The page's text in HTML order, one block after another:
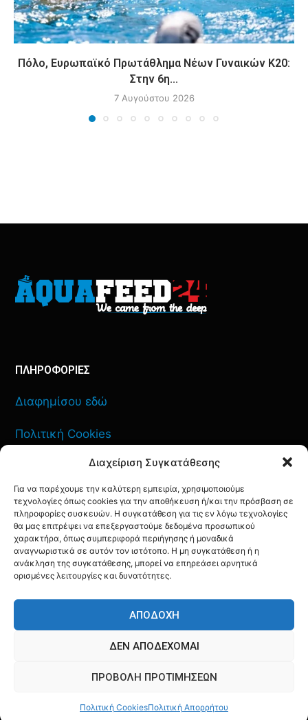
Διαχείριση Συγκατάθεσης
Για να παρέχουμε την καλύτερη εμπειρία, χρησιμοποιούμε
τεχνολογίες όπως cookies για την αποθήκευση ή/και την πρόσβαση σε
πληροφορίες συσκευών. Η συγκατάθεση για τις εν λόγω τεχνολογίες
θα μας επιτρέψει να επεξεργαστούμε δεδομένα προσωπικού
χαρακτήρα, όπως συμπεριφορά περιήγησης ή μοναδικά
αναγνωριστικά σε αυτόν τον ιστότοπο. Η μη συγκατάθεση ή η
ανάκληση της συγκατάθεσης, μπορεί να επηρεάσει αρνητικά
ορισμένες λειτουργίες και δυνατότητες.
ΑΠΟΔΟΧΉ
ΔΕΝ ΑΠΟΔΈΧΟΜΑΙ
ΠΡΟΒΟΛΉ ΠΡΟΤΙΜΉΣΕΩΝ
Πολιτική CookiesΠολιτική Απορρήτου
Πόλο, Ευρωπαϊκό Πρωτάθλημα Νέων Γυναικών Κ20:
Στην 6η...
7 Αυγούστου 2026
ΠΛΗΡΟΦΟΡΙΕΣ
Διαφημίσου εδώ
Πολιτική Cookies
Πολιτική Απορρήτου
ΕΠΙΚΟΙΝΩΝΙΑ
YOUTUBE